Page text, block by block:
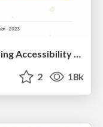
A Designer’s Guide to Documenting Accessibility & User Interactions
2 18k